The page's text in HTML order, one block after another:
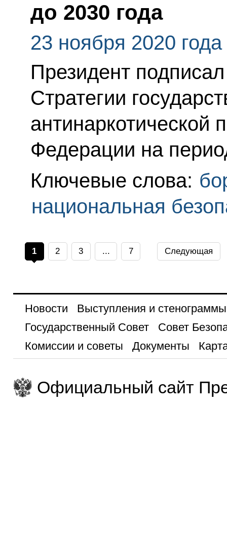
до 2030 года
23 ноября 2020 года
Президент
Стратегии
антинаркотической
Федерации на
Ключевые слова:
национальная
1 2 3 ... 7 Следующая
Новости
Выступления и стенограммы
Государственный Совет
Совет
Комиссии и советы
Документы
Официальный сайт